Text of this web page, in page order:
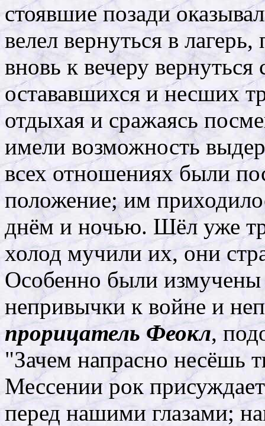
стоявшие позади
велел вернуться в
вновь к вечеру
остававшихся и несших
отдыхая и сражаясь
имели возможность
всех отношениях были
положение; им
днём и ночью. Шёл уже
холод мучили их, они
Особенно были
непривычки к войне и
прорицатель Феокл,
"Зачем напрасно несёшь
Мессении рок
перед нашими глазами;